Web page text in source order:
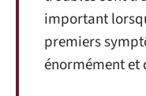
important
premiers
énormément et